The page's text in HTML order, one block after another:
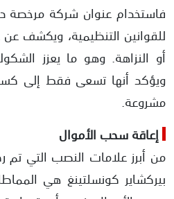
فاستخدام عنوان شركة مرخصة
للقوانين التنظيمية، ويكشف عن
أو النزاهة. وهو ما يعزز
ويؤكد أنها تسعى فقط إلى
مشروعة.
إعاقة سحب الأموال
من أبرز علامات النصب التي
بيركشاير كونسلتينغ هي